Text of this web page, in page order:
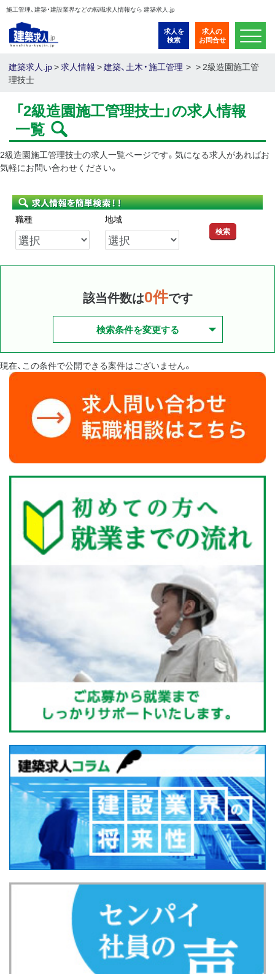
施工管理、建築・建設業界などの転職求人情報なら 建築求人.jp
求人を
検索
求人の
お問合せ
建築求人.jp>求人情報 >建築、土木・施工管理 > 2級造園施工管
理技士
「2級造園施工管理技士」の求人情報
一覧
2級造園施工管理技士の求人一覧ページです。気になる求人があればお
気軽にお問い合わせください。
職種 地域
検索
該当件数は0件です
検索条件を変更する
現在、この条件で公開できる案件はございません。